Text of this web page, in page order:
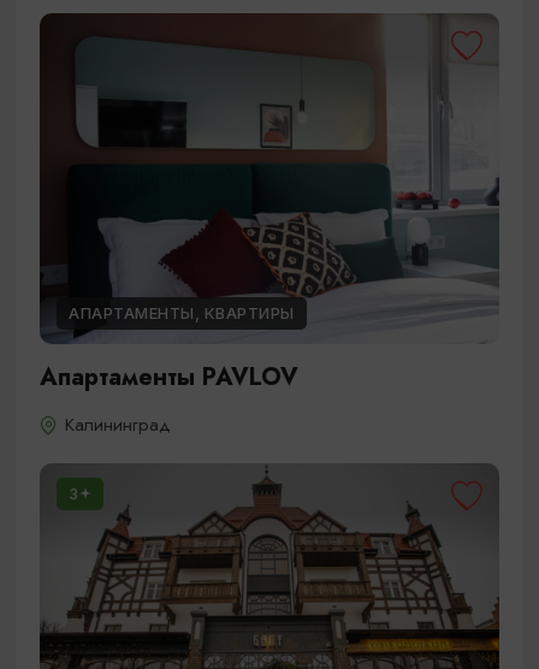
АПАРТАМЕНТЫ, КВАРТИРЫ
Апартаменты PAVLOV
Калининград
3